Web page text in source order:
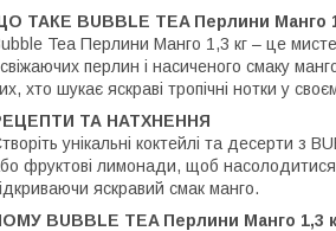
ТАКЕ BUBBLE TEA Перлини Манго
Tea Перлини Манго 1,3 кг – це
перлин і насиченого смаку
хто шукає яскраві тропічні нотки у
ТА НАТХНЕННЯ
унікальні коктейлі та десерти з
фруктові лимонади, щоб
яскравий смак манго.
BUBBLE TEA Перлини Манго 1,3